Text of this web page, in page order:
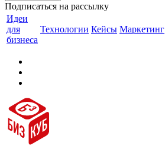
Подписаться на рассылку
Идеи
для
бизнеса
Технологии Кейсы Маркетинг